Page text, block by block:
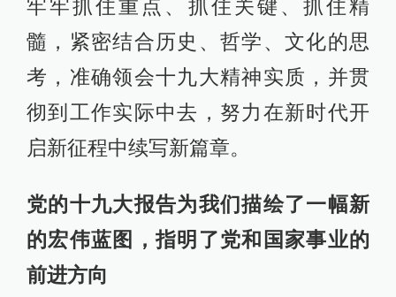
牢牢抓住重点、抓住关键、抓住精
髓，紧密结合历史、哲学、文化的思
考，准确领会十九大精神实质，并贯
彻到工作实际中去，努力在新时代开
启新征程中续写新篇章。
党的十九大报告为我们描绘了一幅新
的宏伟蓝图，指明了党和国家事业的
前进方向